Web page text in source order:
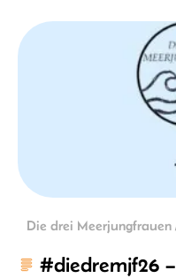
Die drei Meerjungfrauen
#diedremjf26